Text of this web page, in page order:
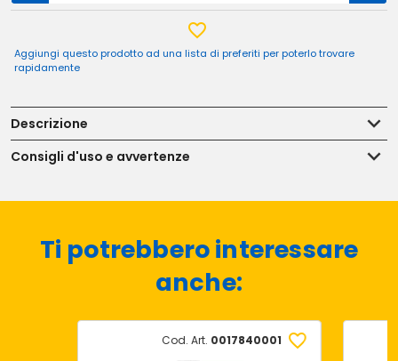
Aggiungi questo prodotto ad una lista di preferiti per poterlo trovare
rapidamente
Descrizione
Consigli d'uso e avvertenze
Ti potrebbero interessare
anche:
Cod. Art. 0017840001